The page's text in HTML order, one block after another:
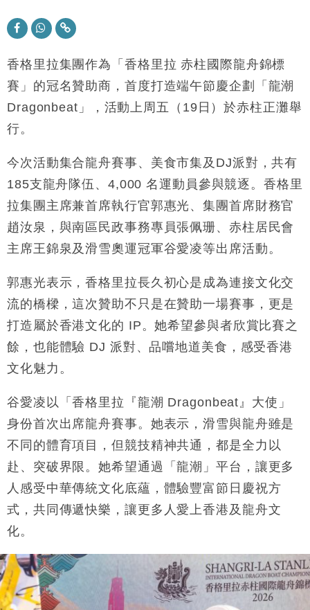
17:33
及消費表現
損失近6900萬元
16:05
財經｜日經失守6.5萬點後回穩 全周仍升近2%
15:11
13:44
財經｜內地7月美元計價出口增近24%勝預期 貿易順
差達1125億美元
12:44
財經｜日本春季三度入市撐日圓 4月單日斥6.28萬億
日圓干預創新高
11:12
國際｜特朗普料美伊戰事快結束 承認部分彈藥庫存緊
15:59
財經｜SA售股自救後再出手 斥4億美元押注未上市公
司
香格里拉集團作為「香格里拉 赤柱國際龍舟錦標
賽」的冠名贊助商，首度打造端午節慶企劃「龍潮
Dragonbeat」，活動上周五（19日）於赤柱正灘舉
行。
今次活動集合龍舟賽事、美食市集及DJ派對，共有
185支龍舟隊伍、4,000 名運動員參與競逐。香格里
拉集團主席兼首席執行官郭惠光、集團首席財務官
趙汝泉，與南區民政事務專員張佩珊、赤柱居民會
主席王錦泉及滑雪奧運冠軍谷愛凌等出席活動。
郭惠光表示，香格里拉長久初心是成為連接文化交
流的橋樑，這次贊助不只是在贊助一場賽事，更是
打造屬於香港文化的 IP。她希望參與者欣賞比賽之
餘，也能體驗 DJ 派對、品嚐地道美食，感受香港
文化魅力。
谷愛凌以「香格里拉『龍潮 Dragonbeat』大使」
身份首次出席龍舟賽事。她表示，滑雪與龍舟雖是
不同的體育項目，但競技精神共通，都是全力以
赴、突破界限。她希望通過「龍潮」平台，讓更多
人感受中華傳統文化底蘊，體驗豐富節日慶祝方
式，共同傳遞快樂，讓更多人愛上香港及龍舟文
化。